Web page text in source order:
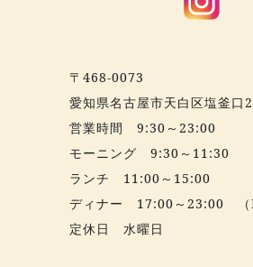
〒468-0073
愛知県名古屋市天白区塩釜口
営業時間 9:30～23:00
モーニング 9:30～11:30
ランチ 11:00～15:00
ディナー 17:00～23:00 （
定休日 水曜日